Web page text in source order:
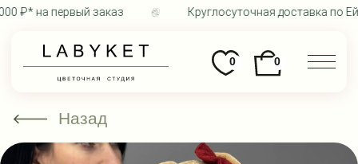
₽* на первый заказ Круглосуточная доставка по
Назад